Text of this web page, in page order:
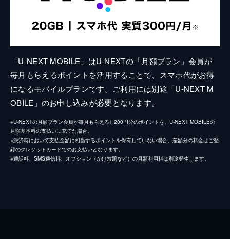
「U-NEXT MOBILE」はU-NEXTの「月額プラン」会員が
毎月もらえるポイントを活用することで、スマホ代がお得
になるモバイルプランです。ご利用には別途「U-NEXT M
OBILE」のお申し込みが必要となります。
※U-NEXTの月額プラン会員が毎月もらえる1,200円分のポイントを、U-NEXT MOBILEの
月額基本料の支払いに充てた場合。
※決済時において支払金額に相当するポイントを保有していない場合、差額分の料金はご登
録のクレジットカードでのお支払いとなります。
※通話料、SMS通信料、オプション（かけ放題など）の月額利用料は別途発生します。